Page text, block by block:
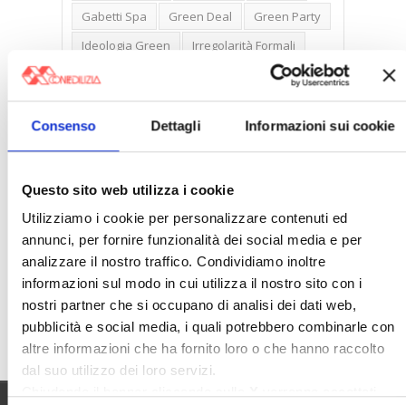
Consenso Dettagli Informazioni sui cookie
Questo sito web utilizza i cookie
Utilizziamo i cookie per personalizzare contenuti ed
annunci, per fornire funzionalità dei social media e per
analizzare il nostro traffico. Condividiamo inoltre
informazioni sul modo in cui utilizza il nostro sito con i
nostri partner che si occupano di analisi dei dati web,
pubblicità e social media, i quali potrebbero combinarle con
altre informazioni che ha fornito loro o che hanno raccolto
dal suo utilizzo dei loro servizi.
Gabetti Spa
Green Deal
Green Party
Ideologia Green
Irregolarità Formali
Libero Mercato
New York
Nudaproprietà
Prezzi Case
Prima Casa
Proprietari Casa
Ruderi
Sicurezza
Sommerso
Sunia
Trasferimenti
Treviso
Valore Case
Cerca